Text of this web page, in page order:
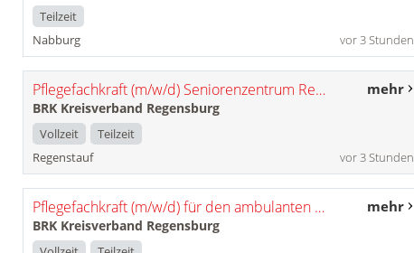
Teilzeit
Nabburg
vor 3 Stunden
Pflegefachkraft (m/w/d) Seniorenzentrum Regenstauf
BRK Kreisverband Regensburg
Vollzeit
Teilzeit
Regenstauf
mehr
vor 3 Stunden
Pflegefachkraft (m/w/d) für den ambulanten Pflegedienst Wiesent
BRK Kreisverband Regensburg
mehr